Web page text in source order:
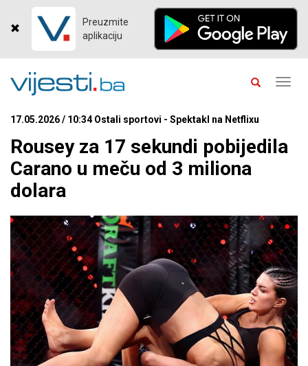
Preuzmite
aplikaciju
17.05.2026 / 10:34 Ostali sportovi - Spektakl na Netflixu
Rousey za 17 sekundi pobijedila
Carano u meču od 3 miliona
dolara